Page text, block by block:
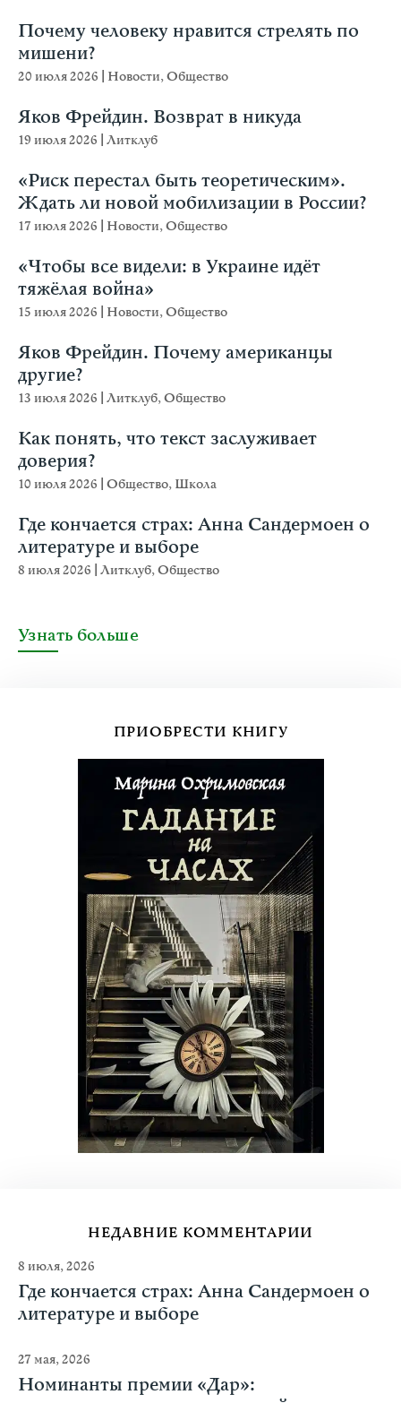
Почему человеку нравится стрелять по
мишени?
20 июля 2026 Новости,Общество
Яков Фрейдин. Возврат в никуда
19 июля 2026 Литклуб
«Риск перестал быть теоретическим».
Ждать ли новой мобилизации в России?
17 июля 2026 Новости,Общество
«Чтобы все видели: в Украине идёт
тяжёлая война»
15 июля 2026 Новости,Общество
Яков Фрейдин. Почему американцы
другие?
13 июля 2026 Литклуб,Общество
Как понять, что текст заслуживает
доверия?
10 июля 2026 Общество, Школа
Где кончается страх: Анна Сандермоен о
литературе и выборе
8 июля 2026 Литклуб,Общество
Узнать больше
ПРИОБРЕСТИ КНИГУ
НЕДАВНИЕ КОММЕНТАРИИ
8 июля, 2026
Где кончается страх: Анна Сандермоен о
литературе и выборе
27 мая, 2026
Номинанты премии «Дар»: